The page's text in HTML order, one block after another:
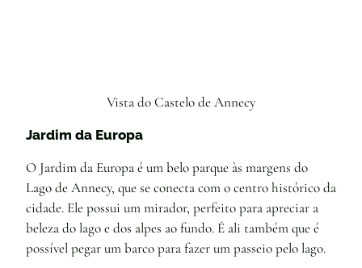
Vista do Castelo de Annecy
Jardim da Europa
O Jardim da Europa é um belo parque às margens do
Lago de Annecy, que se conecta com o centro histórico da
cidade. Ele possui um mirador, perfeito para apreciar a
beleza do lago e dos alpes ao fundo. É ali também que é
possível pegar um barco para fazer um passeio pelo lago.